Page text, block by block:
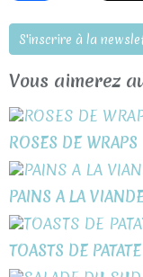
S'inscrire à la
Vous aimerez
ROSES DE WRAPS
PAINS A LA
TOASTS DE